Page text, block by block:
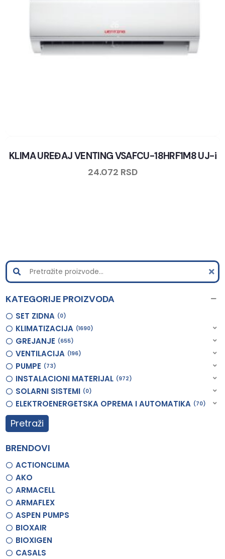
KLIMA UREĐAJ VENTING VSAFCU-18HRF1M8 UJ-i
24.072 RSD
KATEGORIJE PROIZVODA
SET ZIDNA 0
KLIMATIZACIJA 1690
GREJANJE 655
VENTILACIJA 196
PUMPE 73
INSTALACIONI MATERIJAL 972
SOLARNI SISTEMI 0
ELEKTROENERGETSKA OPREMA I AUTOMATIKA 70
Pretraži
BRENDOVI
ACTIONCLIMA
AKO
ARMACELL
ARMAFLEX
ASPEN PUMPS
BIOXAIR
BIOXIGEN
CASALS